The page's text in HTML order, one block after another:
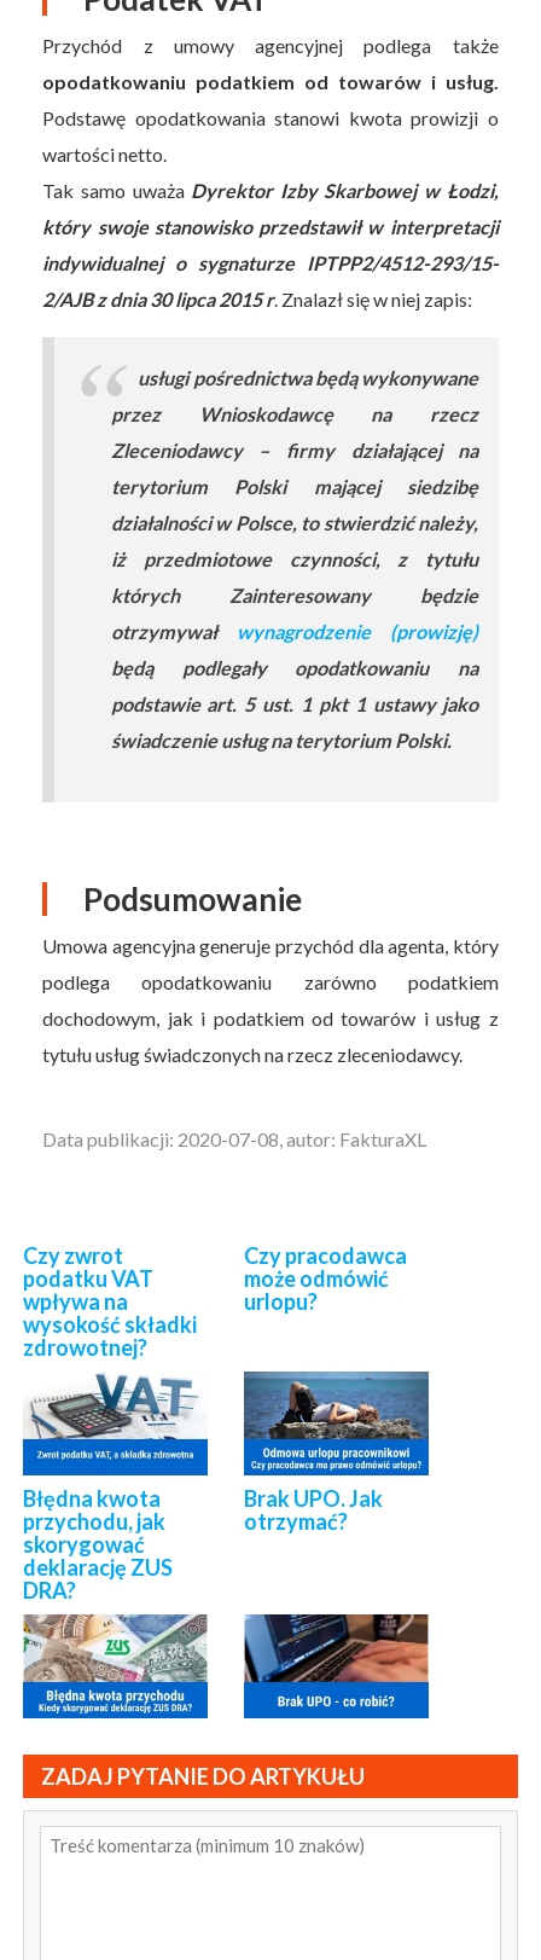
Przychód z umowy agencyjnej podlega także
opodatkowaniu podatkiem od towarów i usług.
Podstawę opodatkowania stanowi kwota prowizji o
wartości netto.
Tak samo uważa Dyrektor Izby Skarbowej w Łodzi,
który swoje stanowisko przedstawił w interpretacji
indywidualnej o sygnaturze IPTPP2/4512-293/15-
2/AJB z dnia 30 lipca 2015 r. Znalazł się w niej zapis:
usługi pośrednictwa będą wykonywane
przez Wnioskodawcę na rzecz
Zleceniodawcy – firmy działającej na
terytorium Polski mającej siedzibę
działalności w Polsce, to stwierdzić należy,
iż przedmiotowe czynności, z tytułu
których Zainteresowany będzie
otrzymywał
wynagrodzenie (prowizję)
będą podlegały opodatkowaniu na
podstawie art. 5 ust. 1 pkt 1 ustawy jako
świadczenie usług na terytorium Polski.
Podsumowanie
Umowa agencyjna generuje przychód dla agenta, który
podlega opodatkowaniu zarówno podatkiem
dochodowym, jak i podatkiem od towarów i usług z
tytułu usług świadczonych na rzecz zleceniodawcy.
Data publikacji: 2020-07-08, autor: FakturaXL
Czy zwrot
podatku VAT
wpływa na
wysokość składki
zdrowotnej?
Czy pracodawca
może odmówić
urlopu?
Błędna kwota
przychodu, jak
skorygować
deklarację ZUS
DRA?
Brak UPO. Jak
otrzymać?
ZADAJ PYTANIE DO ARTYKUŁU